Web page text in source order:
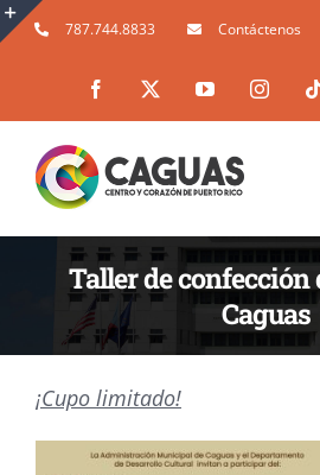
Skip
787.744.8833 Contáctenos
Facebook YouTube
Taller de confección
Caguas
¡Cupo limitado!